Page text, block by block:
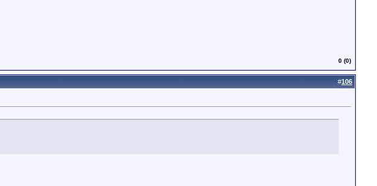
0 (0)
#106